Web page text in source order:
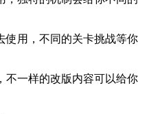
使用，不同的关卡挑战等你
不一样的改版内容可以给你